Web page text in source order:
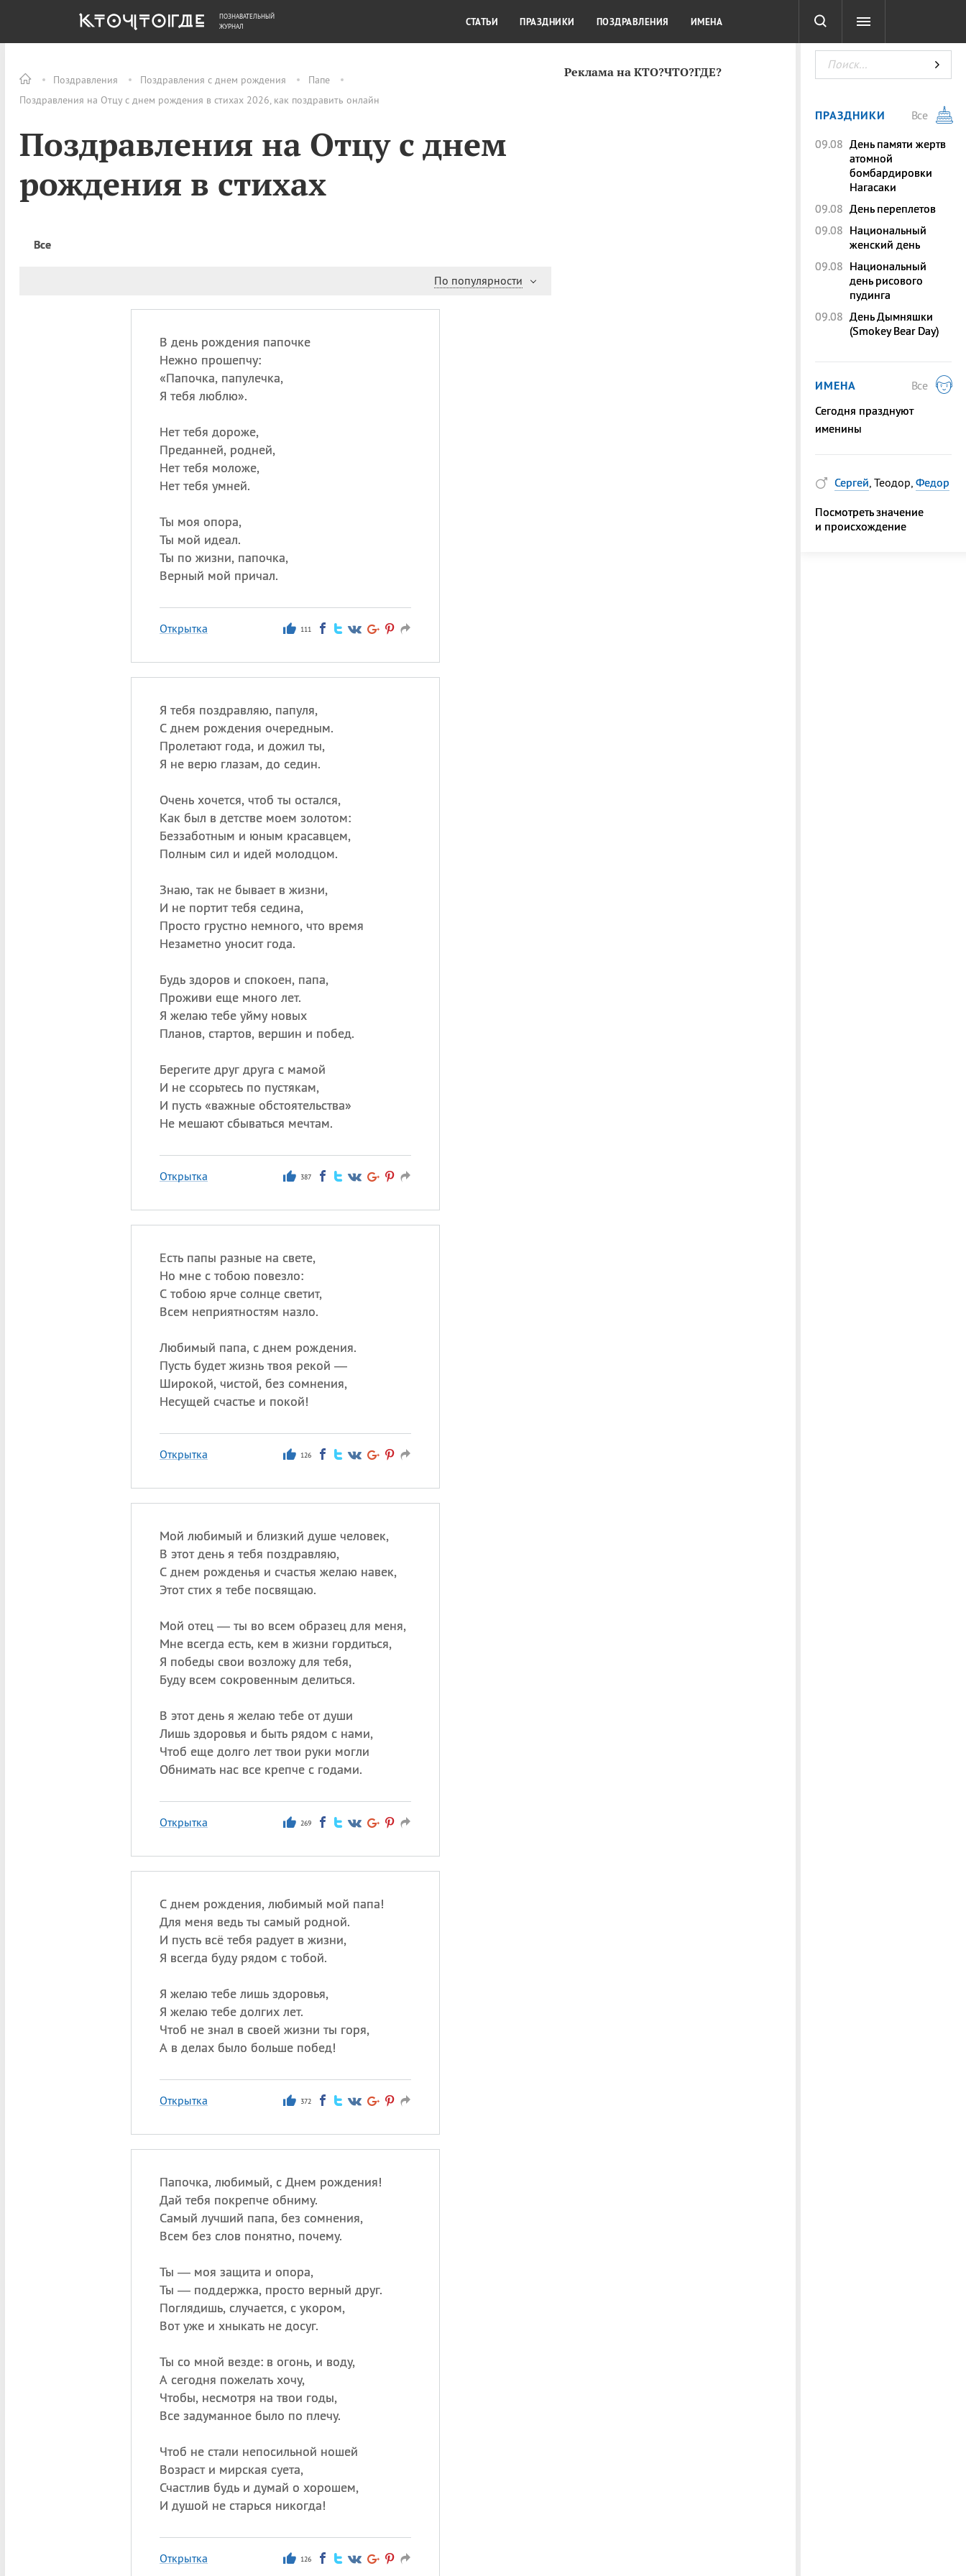
Поздравления Поздравления с днем рождения
Папе
Поздравления на Отцу с днем рождения в стихах 2026, как поздравить онлайн
Поздравления на Отцу с днем
рождения в стихах
Все
По популярности
В день рождения папочке
Нежно прошепчу:
«Папочка, папулечка,
Я тебя люблю».
Нет тебя дороже,
Преданней, родней,
Нет тебя моложе,
Нет тебя умней.
Ты моя опора,
Ты мой идеал.
Ты по жизни, папочка,
Верный мой причал.
Открытка 111
Я тебя поздравляю, папуля,
С днем рождения очередным.
Пролетают года, и дожил ты,
Я не верю глазам, до седин.
Очень хочется, чтоб ты остался,
Как был в детстве моем золотом:
Беззаботным и юным красавцем,
Полным сил и идей молодцом.
Знаю, так не бывает в жизни,
И не портит тебя седина,
Просто грустно немного, что время
Незаметно уносит года.
Будь здоров и спокоен, папа,
Проживи еще много лет.
Я желаю тебе уйму новых
Планов, стартов, вершин и побед.
Берегите друг друга с мамой
И не ссорьтесь по пустякам,
И пусть «важные обстоятельства»
Не мешают сбываться мечтам.
Открытка 387
Есть папы разные на свете,
Но мне с тобою повезло:
С тобою ярче солнце светит,
Всем неприятностям назло.
Любимый папа, с днем рождения.
Пусть будет жизнь твоя рекой —
Широкой, чистой, без сомнения,
Несущей счастье и покой!
Открытка 126
Мой любимый и близкий душе человек,
В этот день я тебя поздравляю,
С днем рожденья и счастья желаю навек,
Этот стих я тебе посвящаю.
Мой отец — ты во всем образец для меня,
Мне всегда есть, кем в жизни гордиться,
Я победы свои возложу для тебя,
Буду всем сокровенным делиться.
В этот день я желаю тебе от души
Лишь здоровья и быть рядом с нами,
Чтоб еще долго лет твои руки могли
Обнимать нас все крепче с годами.
Открытка 269
С днем рождения, любимый мой папа!
Для меня ведь ты самый родной.
И пусть всё тебя радует в жизни,
Я всегда буду рядом с тобой.
Я желаю тебе лишь здоровья,
Я желаю тебе долгих лет.
Чтоб не знал в своей жизни ты горя,
А в делах было больше побед!
Открытка 372
Папочка, любимый, с Днем рождения!
Дай тебя покрепче обниму.
Самый лучший папа, без сомнения,
Всем без слов понятно, почему.
Ты — моя защита и опора,
Ты — поддержка, просто верный друг.
Поглядишь, случается, с укором,
Вот уже и хныкать не досуг.
Ты со мной везде: в огонь, и воду,
А сегодня пожелать хочу,
Чтобы, несмотря на твои годы,
Все задуманное было по плечу.
Чтоб не стали непосильной ношей
Возраст и мирская суета,
Счастлив будь и думай о хорошем,
И душой не старься никогда!
Открытка 126
Реклама на КТО?ЧТО?ГДЕ?
ОБЩЕСТВО ДЕНЬГИ КУЛЬТУРА КРАСОТА ТЕСТЫ
ПОЗНАВАТЕЛЬНЫЙ
ЖУРНАЛ
СТАТЬИ ПРАЗДНИКИ ПОЗДРАВЛЕНИЯ ИМЕНА
ПРАЗДНИКИ
Все
09.08 День памяти жертв
атомной
бомбардировки
Нагасаки
09.08 День переплетов
09.08 Национальный
женский день
09.08 Национальный
день рисового
пудинга
09.08 День Дымняшки
(Smokey Bear Day)
ИМЕНА
Все
Сегодня празднуют
именины
Сергей, Теодор, Федор
Посмотреть значение
и происхождение